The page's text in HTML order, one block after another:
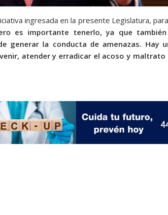
ingresada en la presente Legislatura,
es importante tenerlo, ya que
generar la conducta de amenazas. Hay
atender y erradicar el acoso y maltrato